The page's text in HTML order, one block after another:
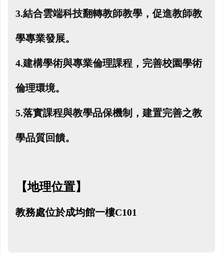
3.結合雲端科技翻轉教師教學，促進教師教
學專業發展。
4.建構學術與專業倫理課程，完善校園學術
倫理環境。
5.落實課程與教學品保機制，建置完善之教
學品質回饋。
【地理位置】
教務處位於成均館一樓C101